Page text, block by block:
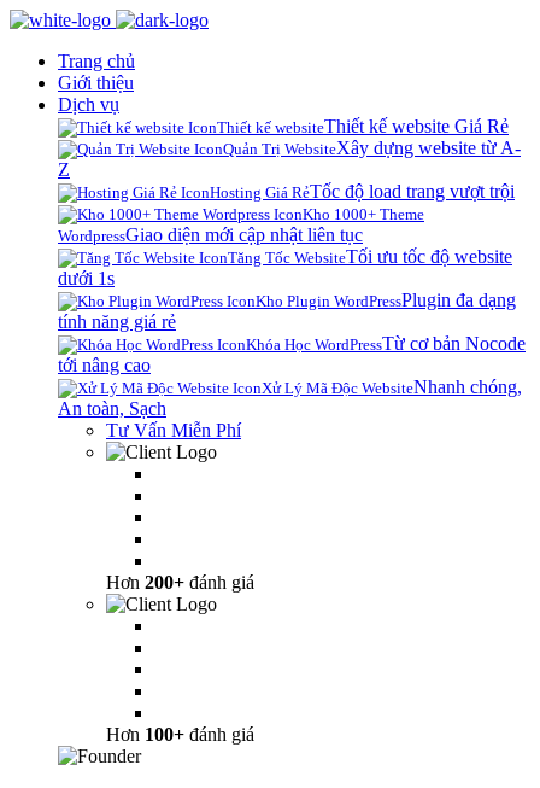
Trang chủ
Giới thiệu
Dịch vụ
Thiết kế websiteThiết kế website Giá Rẻ
Quản Trị WebsiteXây dựng website từ A-
Z
Hosting Giá RẻTốc độ load trang vượt trội
Kho 1000+ Theme
WordpressGiao diện mới cập nhật liên tục
Tăng Tốc WebsiteTối ưu tốc độ website
dưới 1s
Kho Plugin WordPressPlugin đa dạng
tính năng giá rẻ
Khóa Học WordPressTừ cơ bản Nocode
tới nâng cao
Xử Lý Mã Độc WebsiteNhanh chóng,
An toàn, Sạch
Tư Vấn Miễn Phí
Hơn 200+ đánh giá
Hơn 100+ đánh giá